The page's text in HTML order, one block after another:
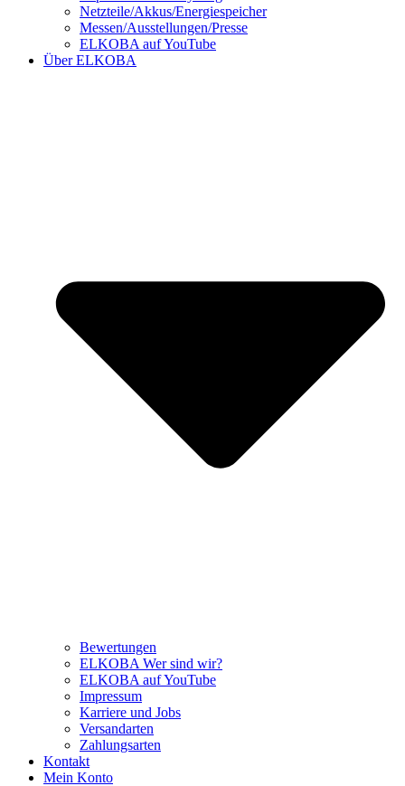
Netzteile/Akkus/Energiespeicher
Messen/Ausstellungen/Presse
ELKOBA auf YouTube
Über ELKOBA
Bewertungen
ELKOBA Wer sind wir?
ELKOBA auf YouTube
Impressum
Karriere und Jobs
Versandarten
Zahlungsarten
Kontakt
Mein Konto